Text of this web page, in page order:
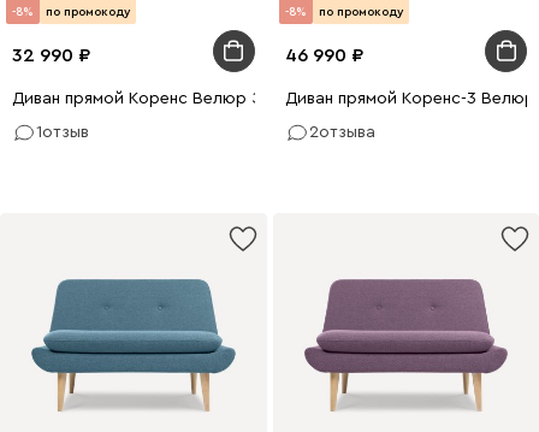
-8% по промокоду
32 990
Диван прямой Коренс Велюр Зелёный
1отзыв
-8% по промокоду
46 990
Диван прямой Коренс-3 Велюр
2отзыва